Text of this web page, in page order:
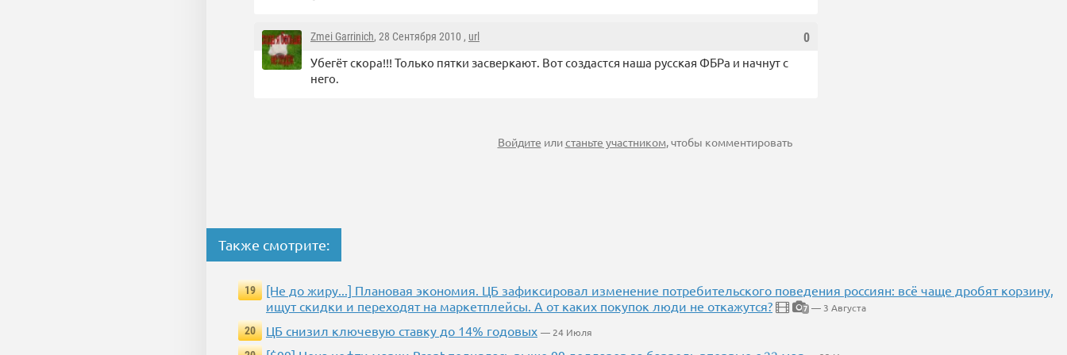
0
Zmei Garrinich, 28 Сентября 2010 , url
Убегёт скора!!! Только пятки засверкают. Вот создастся наша русская ФБРа и начнут с
него.
Войдите илистаньте участником, чтобы комментировать
Также смотрите:
19
[Не до жиру...] Плановая экономия. ЦБ зафиксировал изменение потребительского поведения россиян: всё чаще дробят корзину,
ищут скидки и переходят на маркетплейсы. А от каких покупок люди не откажутся?
7 — 3 Августа
20
ЦБ снизил ключевую ставку до 14% годовых — 24 Июля